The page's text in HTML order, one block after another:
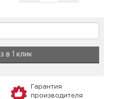
в 1 клик
Гарантия
производителя